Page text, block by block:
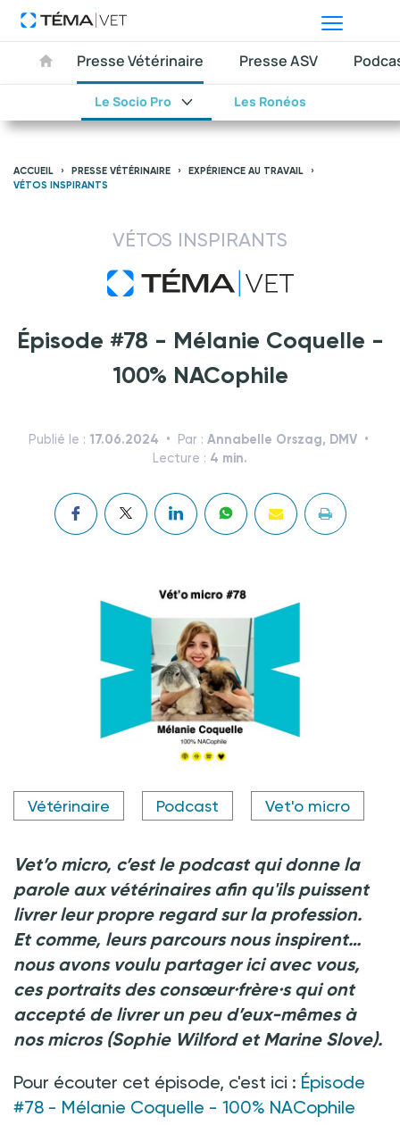
Presse Vétérinaire
Le Socio Pro Les Ronéos
Presse ASV
ACCUEIL PRESSE VÉTÉRINAIRE
EXPÉRIENCE AU TRAVAIL
VÉTOS INSPIRANTS
VÉTOS INSPIRANTS
Épisode #78 - Mélanie Coquelle -
100% NACophile
Publié le : 17.06.2024 Par : Annabelle Orszag, DMV
Lecture : 4 min.
Crédit photo @ TÉMAvet
Vétérinaire Podcast Vet'o micro
Vet’o micro, c’est le podcast qui donne la
parole aux vétérinaires afin qu'ils puissent
livrer leur propre regard sur la profession.
Et comme, leurs parcours nous inspirent…
nous avons voulu partager ici avec vous,
ces portraits des consœur·frère·s qui ont
accepté de livrer un peu d’eux-mêmes à
nos micros (Sophie Wilford et Marine Slove).
Pour écouter cet épisode, c'est ici : Épisode
#78 - Mélanie Coquelle - 100% NACophile